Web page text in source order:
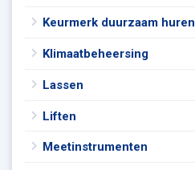
Keurmerk duurzaam huren
Klimaatbeheersing
Lassen
Liften
Meetinstrumenten